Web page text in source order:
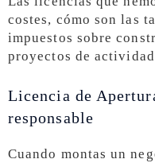
costes, cómo son las
impuestos sobre
proyectos de
Licencia de
responsable
Cuando montas un